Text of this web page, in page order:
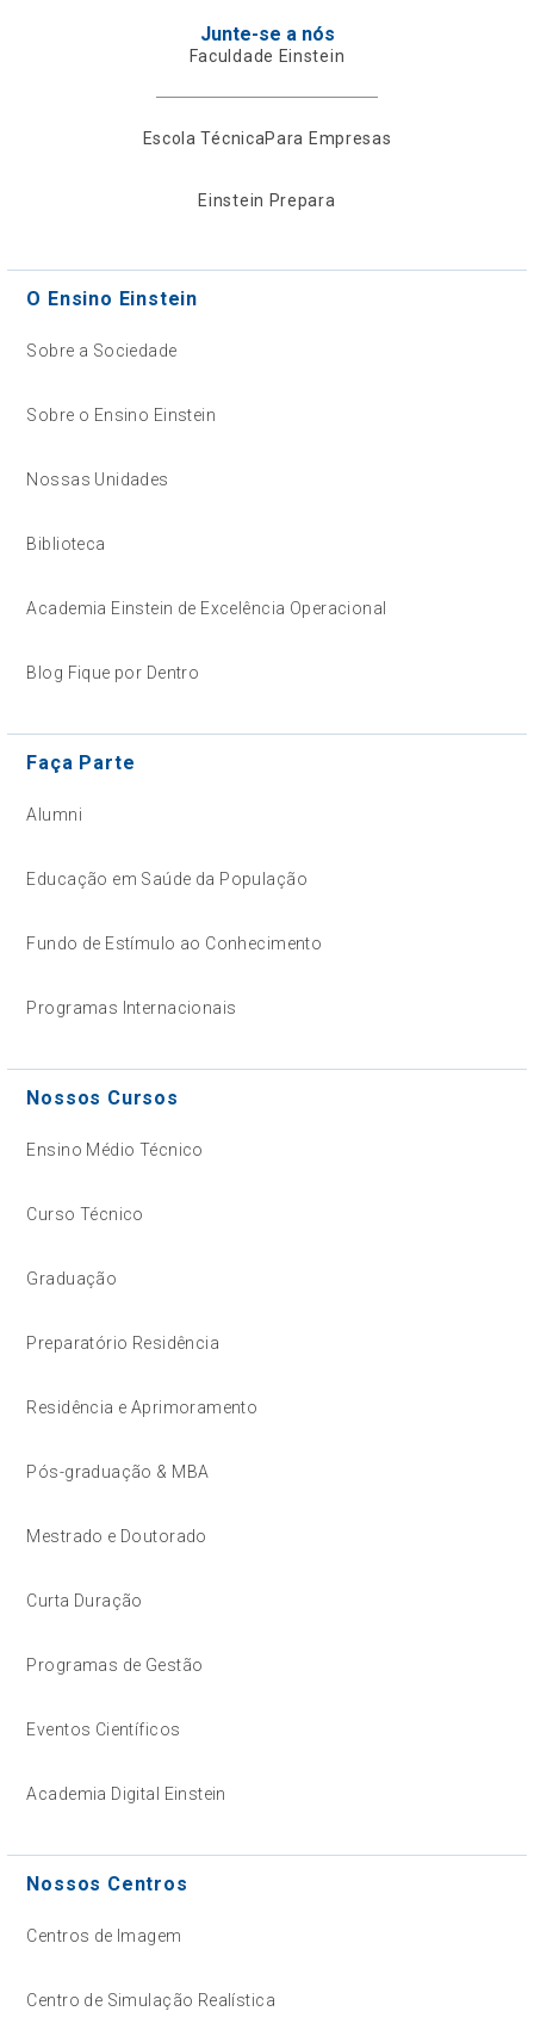
Junte-se a nós
Faculdade Einstein
Escola TécnicaPara Empresas
Einstein Prepara
O Ensino Einstein
Sobre a Sociedade
Sobre o Ensino Einstein
Nossas Unidades
Biblioteca
Academia Einstein de Excelência Operacional
Blog Fique por Dentro
Faça Parte
Alumni
Educação em Saúde da População
Fundo de Estímulo ao Conhecimento
Programas Internacionais
Nossos Cursos
Ensino Médio Técnico
Curso Técnico
Graduação
Preparatório Residência
Residência e Aprimoramento
Pós-graduação & MBA
Mestrado e Doutorado
Curta Duração
Programas de Gestão
Eventos Científicos
Academia Digital Einstein
Nossos Centros
Centros de Imagem
Centro de Simulação Realística